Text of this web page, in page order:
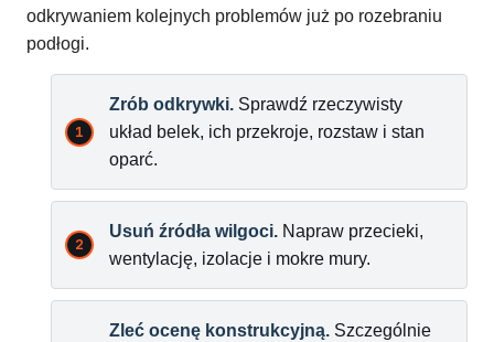
odkrywaniem kolejnych problemów już po rozebraniu
podłogi.
Zrób odkrywki. Sprawdź rzeczywisty
układ belek, ich przekroje, rozstaw i stan
oparć.
Usuń źródła wilgoci. Napraw przecieki,
wentylację, izolacje i mokre mury.
Zleć ocenę konstrukcyjną. Szczególnie